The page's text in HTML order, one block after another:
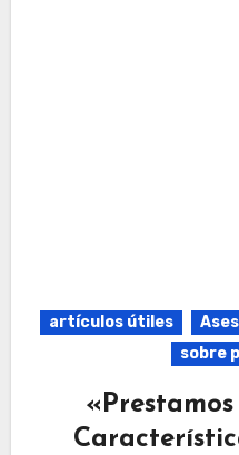
artículos útiles
sobre